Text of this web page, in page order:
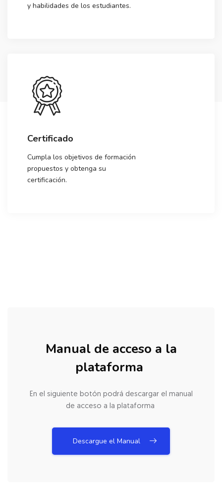
y habilidades de los estudiantes.
Certificado
Cumpla los objetivos de formación
propuestos y obtenga su
certificación.
Manual de acceso a la
plataforma
En el siguiente botón podrá descargar el manual
de acceso a la plataforma
Descargue el Manual